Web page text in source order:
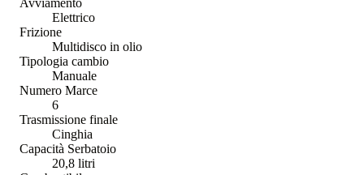
Avviamento
Elettrico
Frizione
Multidisco in olio
Tipologia cambio
Manuale
Numero Marce
6
Trasmissione finale
Cinghia
Capacità Serbatoio
20,8 litri